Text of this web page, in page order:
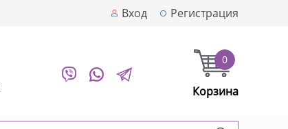
Вход Регистрация
0
Корзина